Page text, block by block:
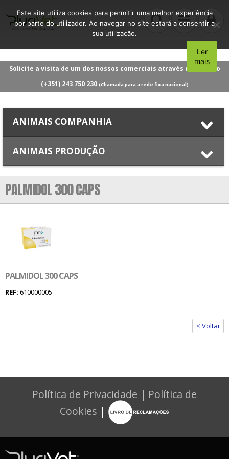
Solicite a visita de um dos nossos comerciais através do número
(+351) 243 750 230 (Chamada para a rede fixa nacional)
ANIMAIS COMPANHIA
ANIMAIS PRODUÇÃO
PALMIDOL 300 CAPS
PALMIDOL 300 CAPS
REF: 610000005
< Voltar
Política de Privacidade | Política de
Cookies |
Este site utiliza cookies para permitir uma melhor experiência
por parte do utilizador. Ao navegar no site estará a consentir a
sua utilização.
Aceito
Ler
mais